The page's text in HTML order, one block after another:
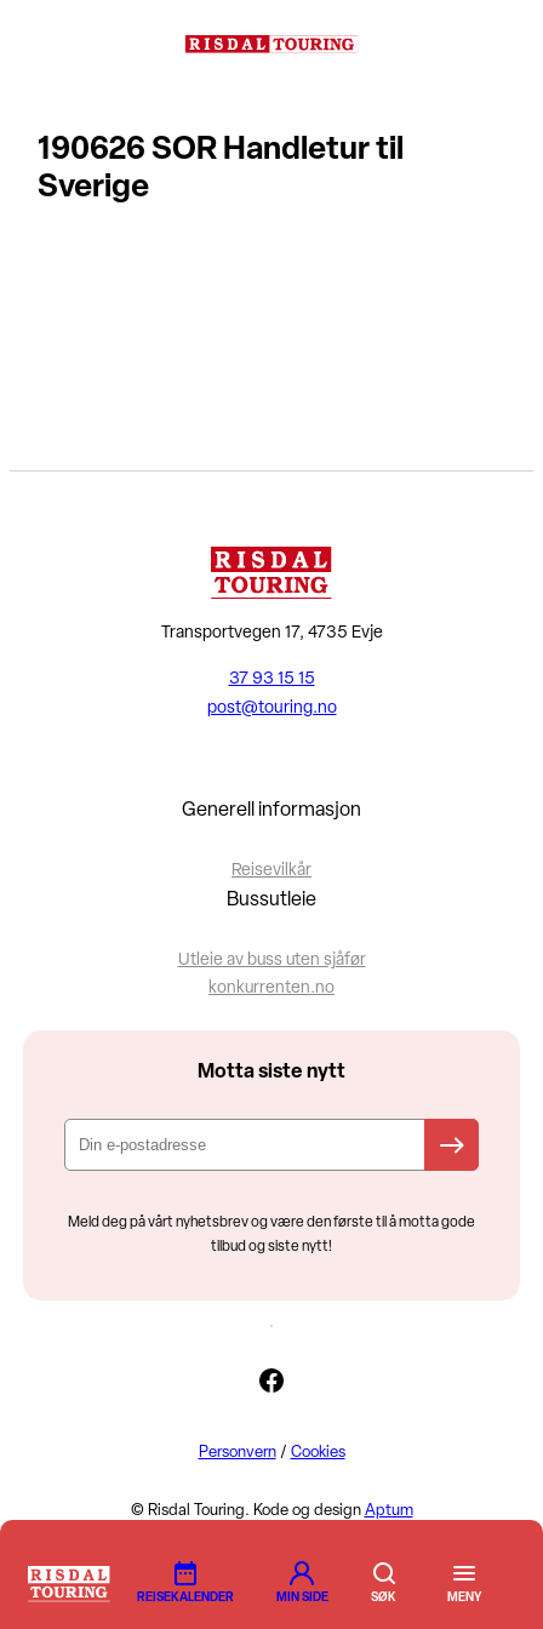
REISEKALENDER MIN SIDE MENY
190626 SOR Handletur til
Sverige
Transportvegen 17, 4735 Evje
37 93 15 15
post@touring.no
Generell informasjon
Reisevilkår
Bussutleie
Utleie av buss uten sjåfør
konkurrenten.no
Motta siste nytt
Meld deg på vårt nyhetsbrev og være den første til å motta gode
tilbud og siste nytt!
Facebook
Personvern/ Cookies
© Risdal Touring. Kode og design Aptum